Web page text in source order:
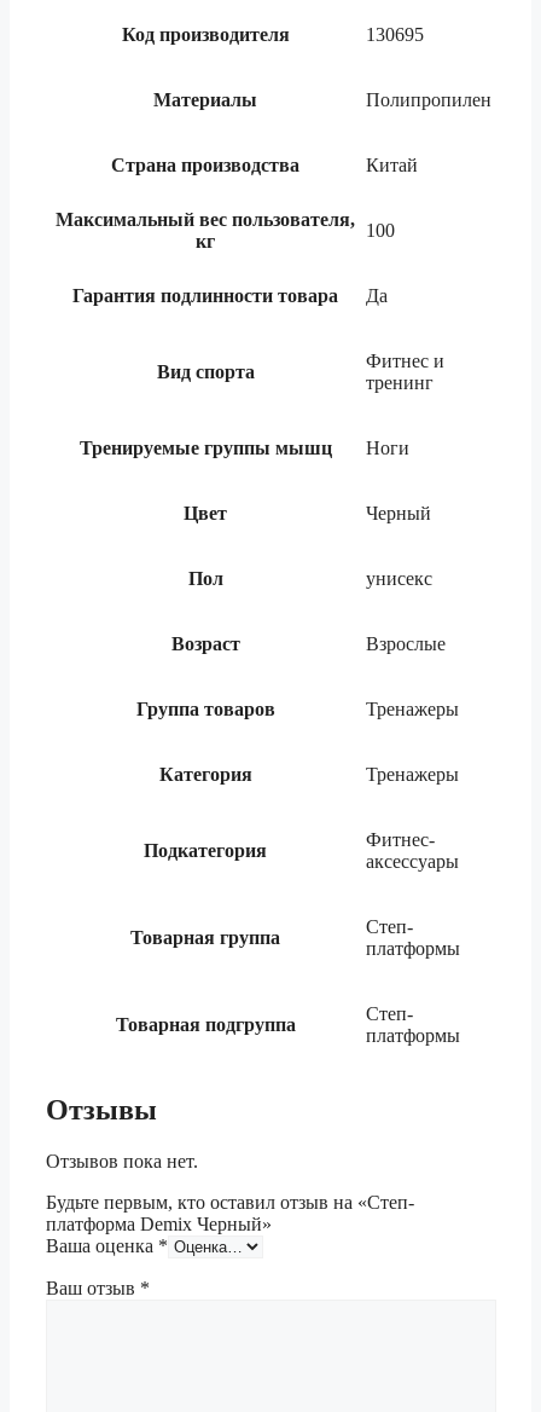
Код производителя 130695
Материалы Полипропилен
Страна производства Китай
Максимальный вес пользователя,
кг
100
Гарантия подлинности товара Да
Вид спорта
Фитнес и
тренинг
Тренируемые группы мышц Ноги
Цвет Черный
Пол унисекс
Возраст Взрослые
Группа товаров Тренажеры
Категория Тренажеры
Подкатегория
Фитнес-
аксессуары
Товарная группа
Степ-
платформы
Товарная подгруппа
Степ-
платформы
Отзывы
Отзывов пока нет.
Будьте первым, кто оставил отзыв на «Степ-
платформа Demix Черный»
Ваша оценка *
Ваш отзыв *